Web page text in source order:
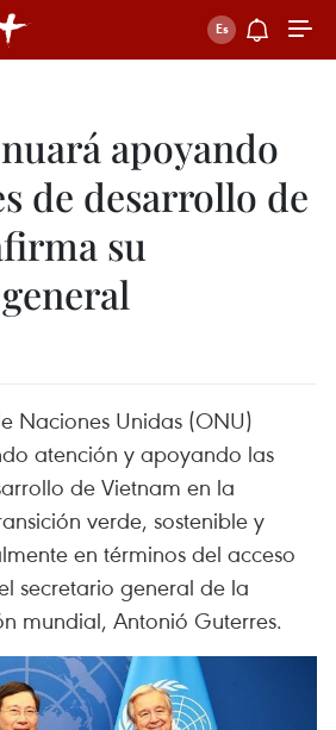
apoyando
de desarrollo de
su
Naciones Unidas (ONU)
atención y apoyando las
de Vietnam en la
verde, sostenible y
en términos del acceso
secretario general de la
mundial, Antonió Guterres.